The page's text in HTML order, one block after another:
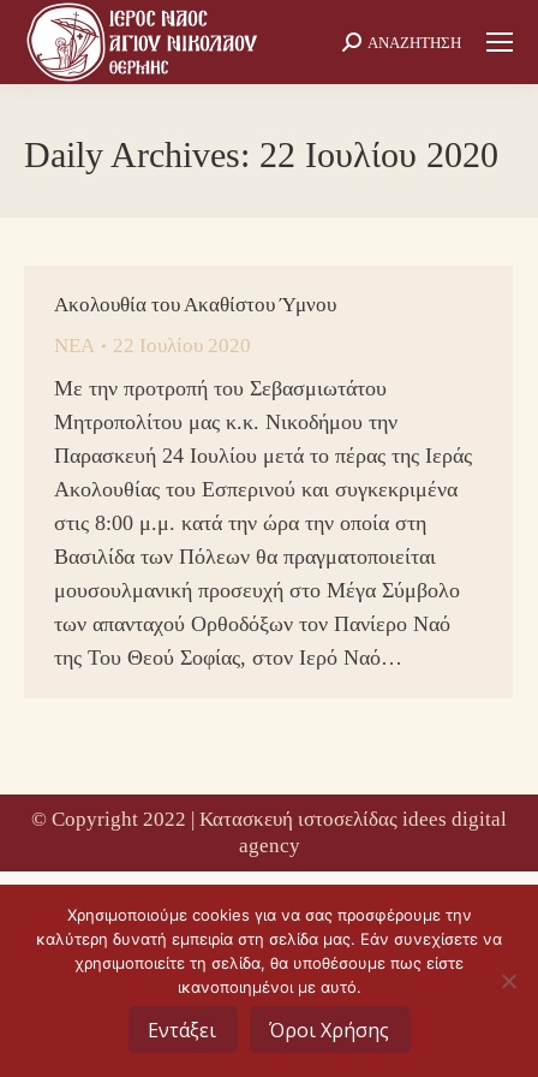
Search:
ΑΝΑΖΗΤΗΣΗ
Daily Archives: 22 Ιουλίου 2020
Ακολουθία του Ακαθίστου Ύμνου
ΝΕΑ
22 Ιουλίου 2020
Με την προτροπή του Σεβασμιωτάτου
Μητροπολίτου μας κ.κ. Νικοδήμου την
Παρασκευή 24 Ιουλίου μετά το πέρας της Ιεράς
Ακολουθίας του Εσπερινού και συγκεκριμένα
στις 8:00 μ.μ. κατά την ώρα την οποία στη
Βασιλίδα των Πόλεων θα πραγματοποιείται
μουσουλμανική προσευχή στο Μέγα Σύμβολο
των απανταχού Ορθοδόξων τον Πανίερο Ναό
της Του Θεού Σοφίας, στον Ιερό Ναό…
© Copyright 2022 | Κατασκευή ιστοσελίδας idees digital
agency
Χρησιμοποιούμε cookies για να σας προσφέρουμε την
καλύτερη δυνατή εμπειρία στη σελίδα μας. Εάν συνεχίσετε να
χρησιμοποιείτε τη σελίδα, θα υποθέσουμε πως είστε
ικανοποιημένοι με αυτό.
Εντάξει Όροι Χρήσης